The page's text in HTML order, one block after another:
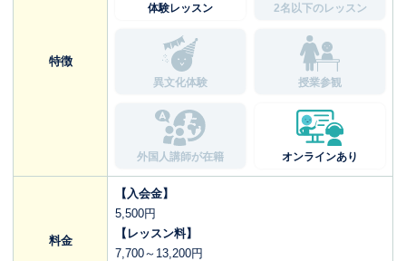
特徴
体験レッスン 2名以下のレッスン
異文化体験 授業参観
外国人講師が在籍 オンラインあり
料金
【入会金】
5,500円
【レッスン料】
7,700～13,200円